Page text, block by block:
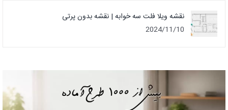
نقشه ویلا فلت سه خوابه | نقشه بدون پرتی
2024/11/10